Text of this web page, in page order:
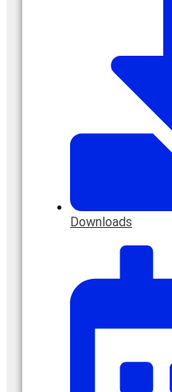
Downloads